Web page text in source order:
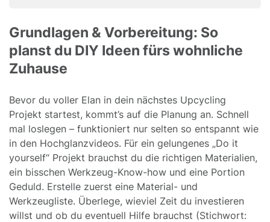
Grundlagen & Vorbereitung: So
planst du DIY Ideen fürs wohnliche
Zuhause
Bevor du voller Elan in dein nächstes Upcycling
Projekt startest, kommt’s auf die Planung an. Schnell
mal loslegen – funktioniert nur selten so entspannt wie
in den Hochglanzvideos. Für ein gelungenes „Do it
yourself“ Projekt brauchst du die richtigen Materialien,
ein bisschen Werkzeug-Know-how und eine Portion
Geduld. Erstelle zuerst eine Material- und
Werkzeugliste. Überlege, wieviel Zeit du investieren
willst und ob du eventuell Hilfe brauchst (Stichwort: